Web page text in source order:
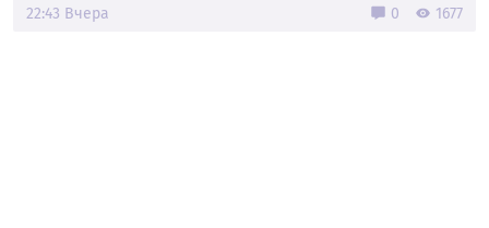
22:43 Вчера 0 1677